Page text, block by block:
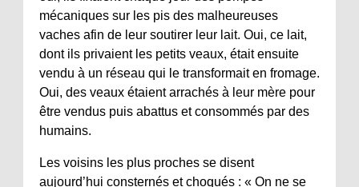
mécaniques sur les pis des malheureuses
vaches afin de leur soutirer leur lait. Oui, ce lait,
dont ils privaient les petits veaux, était ensuite
vendu à un réseau qui le transformait en fromage.
Oui, des veaux étaient arrachés à leur mère pour
être vendus puis abattus et consommés par des
humains.
Les voisins les plus proches se disent
aujourd’hui consternés et choqués : « On ne se